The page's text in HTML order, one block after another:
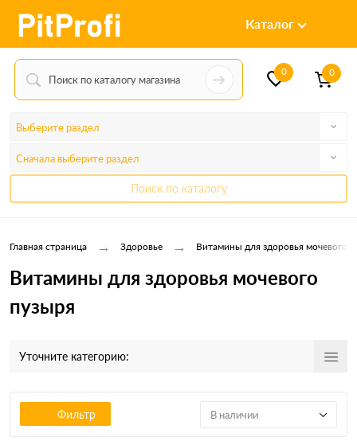
Каталог
0 0
Выберите раздел
Сначала выберите раздел
Поиск по каталогу
Главная страница → Здоровье → Витамины для здоровья мочевого
Витамины для здоровья мочевого
пузыря
Уточните категорию:
Фильтр В наличии